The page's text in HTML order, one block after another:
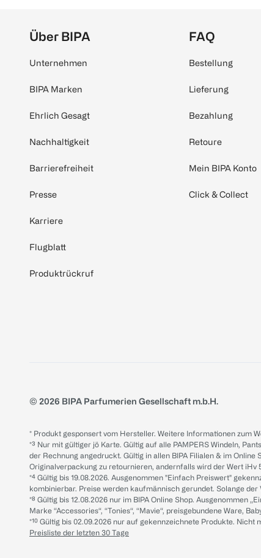
Über BIPA
Unternehmen
BIPA Marken
Ehrlich Gesagt
Nachhaltigkeit
Barrierefreiheit
Presse
Karriere
Flugblatt
Produktrückruf
FAQ
Bestellung
Lieferung
Bezahlung
Retoure
Mein BIPA Konto
Click & Collect
© 2026 BIPA Parfumerien Gesellschaft m.b.H.
* Produkt gesponsert vom Hersteller. Weitere Informationen zum
*³ Nur mit gültiger jö Karte. Gültig auf alle PAMPERS Windeln,
der Rechnung angedruckt. Gültig in allen BIPA Filialen & im
Originalverpackung zu retournieren, andernfalls wird der Wert iHv
*⁴ Gültig bis 19.08.2026. Ausgenommen "Einfach Preiswert"
kombinierbar. Preise werden kaufmännisch gerundet. Solange
*⁸ Gültig bis 12.08.2026 nur im BIPA Online Shop.
Marke “Accessories“, “Tonies“, “Mavie“, preisgebundene Ware,
*¹⁰ Gültig bis 02.09.2026 nur auf gekennzeichnete Produkte.
Preisliste der letzten 30 Tage